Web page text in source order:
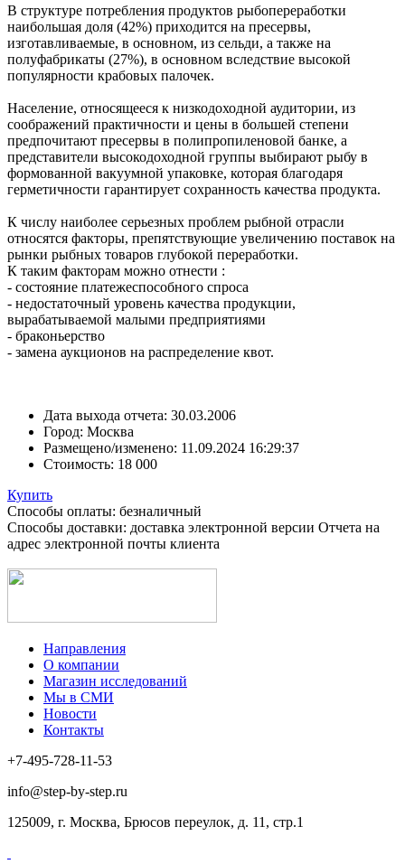
В структуре потребления продуктов рыбопереработки
наибольшая доля (42%) приходится на пресервы,
изготавливаемые, в основном, из сельди, а также на
полуфабрикаты (27%), в основном вследствие высокой
популярности крабовых палочек.
Население, относящееся к низкодоходной аудитории, из
соображений практичности и цены в большей степени
предпочитают пресервы в полипропиленовой банке, а
представители высокодоходной группы выбирают рыбу в
формованной вакуумной упаковке, которая благодаря
герметичности гарантирует сохранность качества продукта.
К числу наиболее серьезных проблем рыбной отрасли
относятся факторы, препятствующие увеличению поставок на
рынки рыбных товаров глубокой переработки.
К таким факторам можно отнести :
- состояние платежеспособного спроса
- недостаточный уровень качества продукции,
вырабатываемой малыми предприятиями
- браконьерство
- замена аукционов на распределение квот.
Дата выхода отчета: 30.03.2006
Город: Москва
Размещено/изменено: 11.09.2024 16:29:37
Стоимость: 18 000
Купить
Способы оплаты: безналичный
Способы доставки: доставка электронной версии Отчета на
адрес электронной почты клиента
Направления
О компании
Магазин исследований
Мы в СМИ
Новости
Контакты
+7-495-728-11-53
info@step-by-step.ru
125009, г. Москва, Брюсов переулок, д. 11, стр.1